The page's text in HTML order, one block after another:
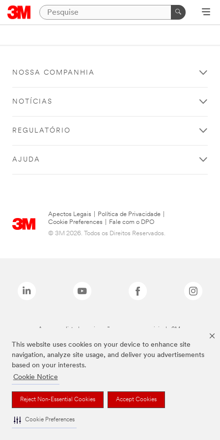
This website uses cookies on your device to enhance site
navigation, analyze site usage, and deliver you advertisements
based on your interests.
Cookie Notice
Reject Non-Essential Cookies Accept Cookies
Cookie Preferences
NOSSA COMPANHIA
NOTÍCIAS
REGULATÓRIO
AJUDA
Apectos Legais Política de Privacidade
Cookie Preferences
Fale com o DPO
© 3M 2026. Todos os Direitos Reservados.
As marcas listadas a cima são marcas comerciais da 3M.